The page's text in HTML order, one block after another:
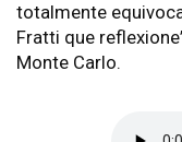
totalmente
Fratti que
Monte Carlo.